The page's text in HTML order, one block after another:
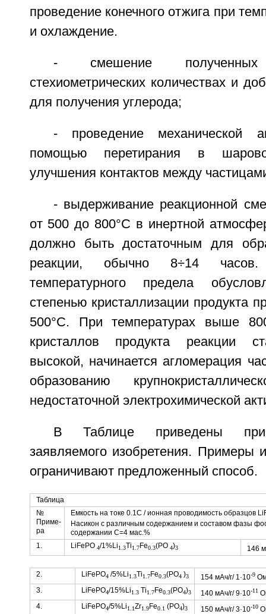
проведение конечного отжига при
и охлаждение.
- смешение
стехиометрических количествах и
для получения углерода;
- проведение механической
помощью перетирания в
улучшения контактов между
- выдерживание реакционной
от 500 до 800°C в инертной
должно быть достаточным для
реакции, обычно 8÷14
температурного предела
степенью кристаллизации продукта
500°C. При температурах выше
кристаллов продукта реакции
высокой, начинается агломерация
образованию
недостаточной электрохимической
В Таблице приведены
заявляемого изобретения. Примеры
ограничивают предложенный способ.
Таблица
№
Приме-
ра
Емкость на токе 0.1C / ионная проводимость образцов
Насикон с различным содержанием и составом фазы
содержании C=4 мас.%
1.
LiFePO4/1%Li1.3Ti1.7Fe0.3(PO4)3 146
2. LiFePO4 /5%Li1.3Ti1.7Fe0.3(PO4 )3 154 мАч/г/ 1·10-9
3.
LiFePO4/15%Li1.3Ti1.7Fe0.3(PO4)3 140 мАч/г/ 9·10-11
4.
LiFePO4/5%Li1.1Zr1.9Fe0.1 (PO4)3 150 мАч/г/ 3·10-10